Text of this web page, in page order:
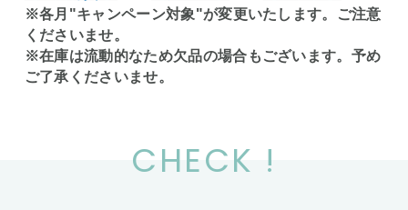
※各月"キャンペーン対象"が変更いたします。ご注意
くださいませ。
※在庫は流動的なため欠品の場合もございます。予め
ご了承くださいませ。
CHECK !